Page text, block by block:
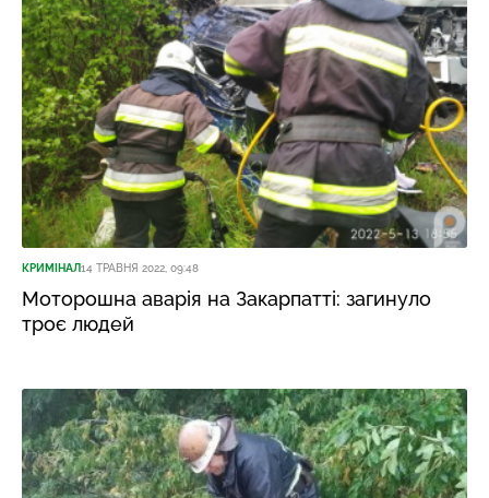
КРИМІНАЛ14 ТРАВНЯ 2022, 09:48
Моторошна аварія на Закарпатті: загинуло
троє людей